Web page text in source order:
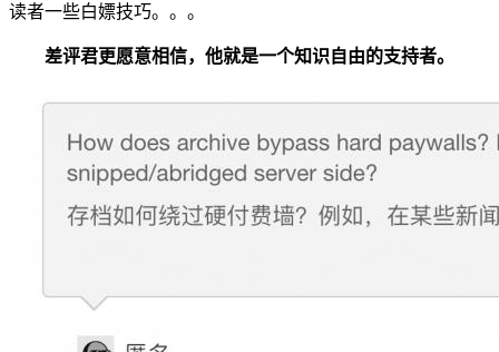
读者一些白嫖技巧。。。
差评君更愿意相信，他就是一个知识自由的支持者。